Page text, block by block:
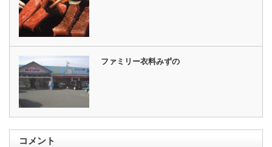
ファミリー衣料みずの
コメント